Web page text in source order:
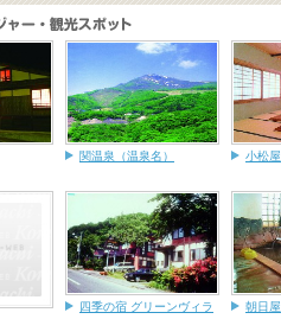
関温泉（温泉名） 小松屋
四季の宿 グリーンヴィラ 朝日屋